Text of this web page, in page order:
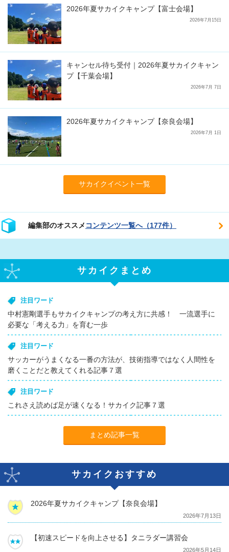
2026年夏サカイクキャンプ【富士会場】
2026年7月15日
キャンセル待ち受付｜2026年夏サカイクキャン
プ【千葉会場】
2026年7月 7日
2026年夏サカイクキャンプ【奈良会場】
2026年7月 1日
サカイクイベント一覧
編集部のオススメ コンテンツ一覧へ（177件）
サカイクまとめ
注目ワード
中村憲剛選手もサカイクキャンプの考え方に共感！ 一流選手に
必要な「考える力」を育む一歩
注目ワード
サッカーがうまくなる一番の方法が、技術指導ではなく人間性を
磨くことだと教えてくれる記事７選
注目ワード
これさえ読めば足が速くなる！サカイク記事７選
まとめ記事一覧
サカイクおすすめ
2026年夏サカイクキャンプ【奈良会場】
2026年7月13日
【初速スピードを向上させる】タニラダー講習会
2026年5月14日